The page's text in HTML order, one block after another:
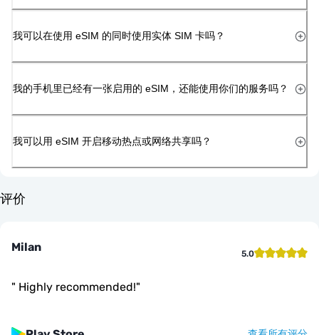
我可以在使用 eSIM 的同时使用实体 SIM 卡吗？
我的手机里已经有一张启用的 eSIM，还能使用你们的服务吗？
我可以用 eSIM 开启移动热点或网络共享吗？
评价
Milan 5.0
" Highly recommended!"